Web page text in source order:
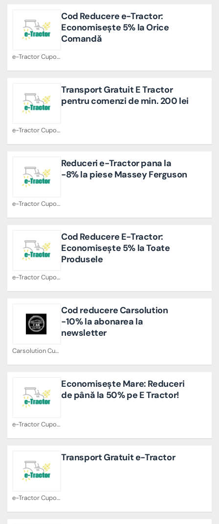
e-Tractor Cupoane
Cod Reducere e-Tractor:
Economisește 5% la Orice
Comandă
e-Tractor Cupoane
Transport Gratuit E Tractor
pentru comenzi de min. 200 lei
e-Tractor Cupoane
Reduceri e-Tractor pana la
-8% la piese Massey Ferguson
e-Tractor Cupoane
Cod Reducere E-Tractor:
Economisește 5% la Toate
Produsele
Carsolution Cupoane
Cod reducere Carsolution
-10% la abonarea la
newsletter
e-Tractor Cupoane
Economisește Mare: Reduceri
de până la 50% pe E Tractor!
e-Tractor Cupoane
Transport Gratuit e-Tractor